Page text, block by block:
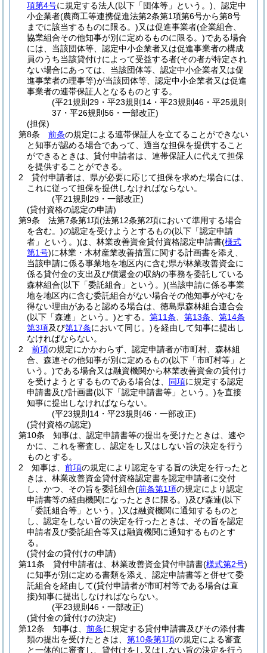
項第4号に規定する法人(以下「団体等」という。) 、認定中
小企業者(農商工等連携促進法第2条第1項第6号から第8号
までに該当するものに限る。)又は促進事業者(企業組合、
協業組合その他知事が別に定めるものに限る。)である場合
には、当該団体等、認定中小企業者又は促進事業者の構成
員のうち当該貸付けによって受益する者(その者が特定され
ない場合にあっては、当該団体等、認定中小企業者又は促
進事業者の理事等)が当該団体等、認定中小企業者又は促進
事業者の連帯保証人となるものとする。
(平21規則29・平23規則14・平23規則46・平25規則
37・平26規則56・一部改正)
(担保)
第8条
前条の規定による連帯保証人を立てることができない
と知事が認める場合であって、適当な担保を提供すること
ができるときは、貸付申請者は、連帯保証人に代えて担保
を提供することができる。
2
貸付申請者は、県が必要に応じて担保を求めた場合には、
これに従って担保を提供しなければならない。
(平21規則29・一部改正)
(貸付資格の認定の申請)
第9条
法第7条第1項(法第12条第2項において準用する場合
を含む。)の認定を受けようとするもの(以下「認定申請
者」という。)は、林業改善資金貸付資格認定申請書(様式
第1号)に林業・木材産業改善措置に関する計画書を添え、
当該申請に係る事業地を地区内に含む県が林業改善資金に
係る貸付金の支出及び償還金の収納の事務を委託している
森林組合(以下「委託組合」という。)(当該申請に係る事業
地を地区内に含む委託組合がない場合その他知事がやむを
得ない理由があると認める場合は、徳島県森林組合連合会
(以下「森連」という。)とする。 第11条 第13条
第14条
第3項及び第17条において同じ。)を経由して知事に提出し
なければならない。
2
前項の規定にかかわらず、認定申請者が市町村、森林組
合、森連その他知事が別に定めるもの(以下「市町村等」と
いう。)である場合又は融資機関から林業改善資金の貸付け
を受けようとするものである場合は、 同項に規定する認定
申請書及び計画書(以下「認定申請書等」という。)を直接
知事に提出しなければならない。
(平23規則14・平23規則46・一部改正)
(貸付資格の認定)
第10条
知事は、認定申請書等の提出を受けたときは、速や
かに、これを審査し、認定をし又はしない旨の決定を行う
ものとする。
2
知事は、 前項の規定により認定をする旨の決定を行ったと
きは、林業改善資金貸付資格認定書を認定申請者に交付
し、かつ、その旨を委託組合(前条第1項の規定により認定
申請書等の経由機関になったときに限る。)及び森連(以下
「委託組合等」という。)又は融資機関に通知するものと
し、認定をしない旨の決定を行ったときは、その旨を認定
申請者及び委託組合等又は融資機関に通知するものとす
る。
(貸付金の貸付けの申請)
第11条
貸付申請者は、林業改善資金貸付申請書(様式第2号)
に知事が別に定める書類を添え、認定申請書等と併せて委
託組合を経由して(貸付申請者が市町村等である場合は直
接)知事に提出しなければならない。
(平23規則46・一部改正)
(貸付金の貸付けの決定)
第12条
知事は、 前条に規定する貸付申請書及びその添付書
類の提出を受けたときは、 第10条第1項の規定による審査
と一体的に審査し、貸付けをし又はしない旨の決定を行う